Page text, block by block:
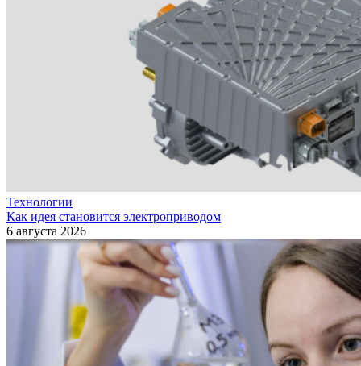
Технологии
Как идея становится электроприводом
6 августа 2026